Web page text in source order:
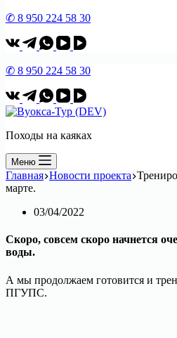
✆ 8 950 224 58 30
✆ 8 950 224 58 30
Походы на каяках
Меню
Главная Новости проекта
марте.
03/04/2022
Скоро, совсем скоро начнется
воды.
А мы продолжаем готовится и
ПГУПС.